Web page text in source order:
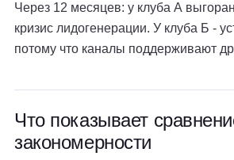
Через 12 месяцев: у клуба А
кризис лидогенерации. У клуба Б -
потому что каналы поддерживают
Что показывает
закономерности